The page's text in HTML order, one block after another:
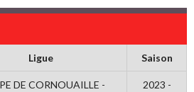
Ligue Saison
DE CORNOUAILLE -
2023 -